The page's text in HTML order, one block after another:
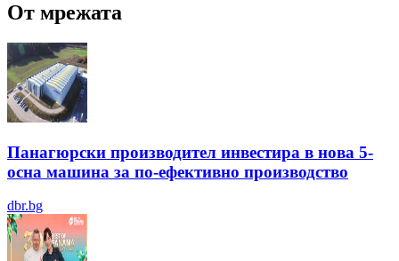
От мрежата
Панагюрски производител инвестира в нова 5-
осна машина за по-ефективно производство
dbr.bg